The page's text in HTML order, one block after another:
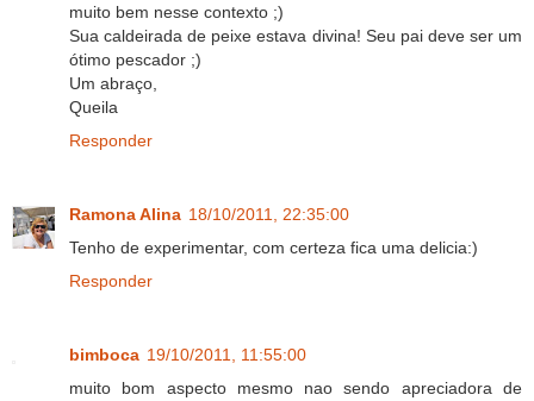
muito bem nesse contexto ;)
Sua caldeirada de peixe estava divina! Seu pai deve ser um
ótimo pescador ;)
Um abraço,
Queila
Responder
Ramona Alina 18/10/2011, 22:35:00
Tenho de experimentar, com certeza fica uma delicia:)
Responder
bimboca 19/10/2011, 11:55:00
muito bom aspecto mesmo nao sendo apreciadora de